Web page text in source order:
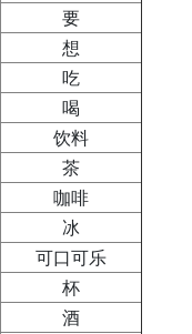
要
想
吃
喝
饮料
茶
咖啡
冰
可口可乐
杯
酒